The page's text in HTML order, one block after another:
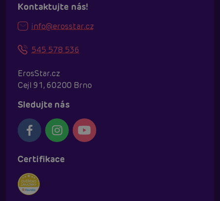
Kontaktujte nás!
info@erosstar.cz
545 578 536
ErosStar.cz
Cejl 91, 60200 Brno
Sledujte nás
Certifikace